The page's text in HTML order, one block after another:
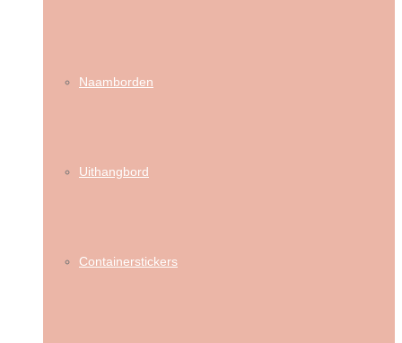
Naamborden
Uithangbord
Containerstickers